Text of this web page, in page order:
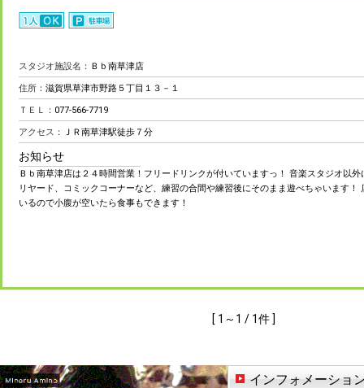
スタジオ施設名： Ｂｂ南草津店
住所： 滋賀県草津市野路５丁目１３－１
ＴＥＬ： 077-566-7719
アクセス： ＪＲ南草津駅徒歩７分
お知らせ
Ｂｂ南草津店は２４時間営業！フリードリンクが付いていますっ！ 音楽スタジオ以
リヤード、コミックコーナーなど、練習の合間や練習後にそのまま遊べちゃいます！
いるので小腹が空いたら食事もできます！
[ 1～1 / 1件 ]
インフォメーショ